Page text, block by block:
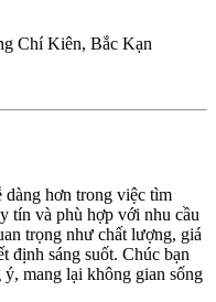
Chí Kiên, Bắc Kạn
dàng hơn trong việc tìm
tín và phù hợp với nhu cầu
trọng như chất lượng, giá
định sáng suốt. Chúc bạn
mang lại không gian sống